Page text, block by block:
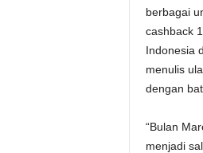
berbagai
cashback
Indonesia
menulis
dengan
“Bulan
menjadi